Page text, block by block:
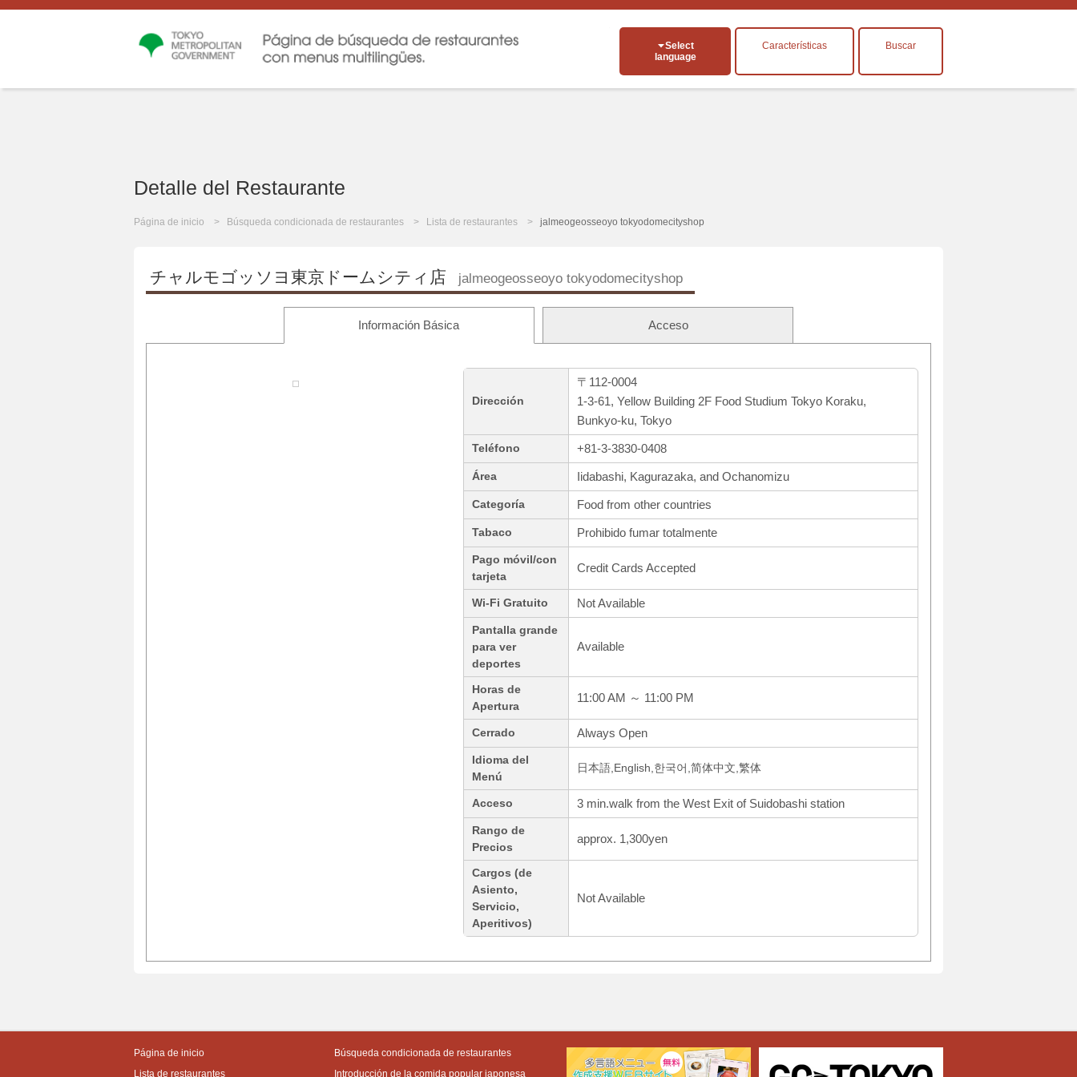
Select
language
Características Buscar
Detalle del Restaurante
Página de inicio Búsqueda condicionada de restaurantes Lista de restaurantes jalmeogeosseoyo tokyodomecityshop
チャルモゴッソヨ東京ドームシティ店 jalmeogeosseoyo tokyodomecityshop
Información Básica Acceso
Dirección
〒112-0004
1-3-61, Yellow Building 2F Food Studium Tokyo Koraku,
Bunkyo-ku, Tokyo
Teléfono +81-3-3830-0408
Área Iidabashi, Kagurazaka, and Ochanomizu
Categoría Food from other countries
Tabaco Prohibido fumar totalmente
Pago móvil/con
tarjeta
Credit Cards Accepted
Wi-Fi Gratuito Not Available
Pantalla grande
para ver
deportes
Available
Horas de
Apertura
11:00 AM ～ 11:00 PM
Cerrado Always Open
Idioma del
Menú
日本語,English,한국어,简体中文,繁体
Acceso 3 min.walk from the West Exit of Suidobashi station
Rango de
Precios
approx. 1,300yen
Cargos (de
Asiento,
Servicio,
Aperitivos)
Not Available
Página de inicio
Búsqueda condicionada de restaurantes
Lista de restaurantes
Introducción de la comida popular japonesa